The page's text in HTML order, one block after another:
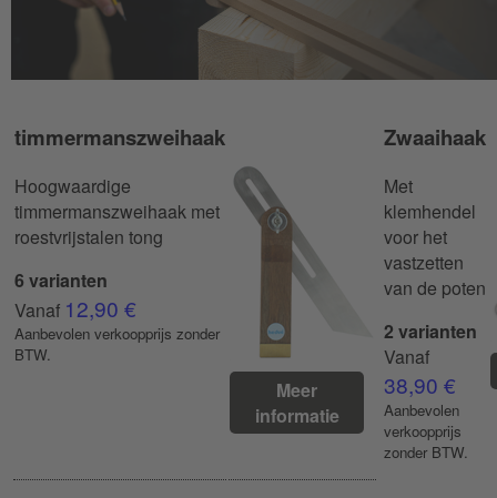
timmermanszweihaak
Hoogwaardige
timmermanszweihaak met
roestvrijstalen tong
6 varianten
Vanaf 12,90 €
Aanbevolen verkoopprijs zonder
BTW.
Meer
informatie
Zwaaihaak
Met
klemhendel
voor het
vastzetten
van de poten
2 varianten
Vanaf
38,90 €
Aanbevolen
verkoopprijs
zonder BTW.